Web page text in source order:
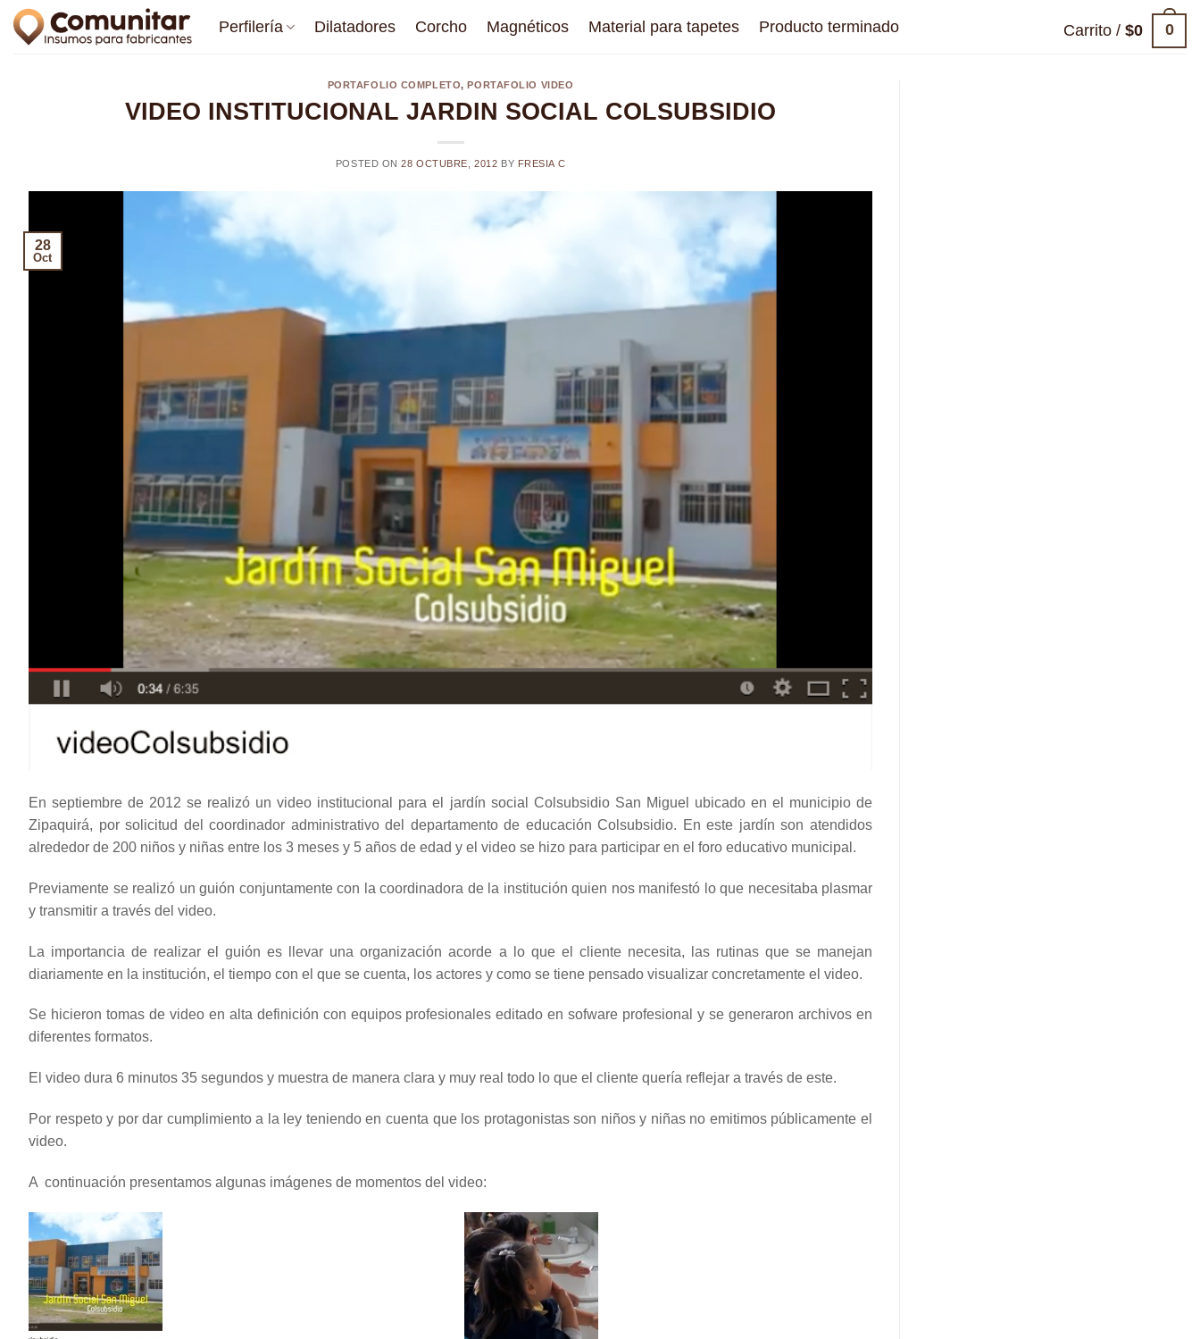
Saltar
Perfilería Dilatadores Corcho Magnéticos Material para tapetes Producto terminado Carrito /$0 0
PORTAFOLIO COMPLETO,PORTAFOLIO VIDEO
VIDEO INSTITUCIONAL JARDIN SOCIAL COLSUBSIDIO
POSTED ON28 OCTUBRE, 2012 BY FRESIA C
28
Oct
En septiembre de 2012 se realizó un video institucional para el jardín social Colsubsidio San Miguel ubicado en el municipio de
Zipaquirá, por solicitud del coordinador administrativo del departamento de educación Colsubsidio. En este jardín son atendidos
alrededor de 200 niños y niñas entre los 3 meses y 5 años de edad y el video se hizo para participar en el foro educativo municipal.
Previamente se realizó un guión conjuntamente con la coordinadora de la institución quien nos manifestó lo que necesitaba plasmar
y transmitir a través del video.
La importancia de realizar el guión es llevar una organización acorde a lo que el cliente necesita, las rutinas que se manejan
diariamente en la institución, el tiempo con el que se cuenta, los actores y como se tiene pensado visualizar concretamente el video.
Se hicieron tomas de video en alta definición con equipos profesionales editado en sofware profesional y se generaron archivos en
diferentes formatos.
El video dura 6 minutos 35 segundos y muestra de manera clara y muy real todo lo que el cliente quería reflejar a través de este.
Por respeto y por dar cumplimiento a la ley teniendo en cuenta que los protagonistas son niños y niñas no emitimos públicamente el
video.
A continuación presentamos algunas imágenes de momentos del video: